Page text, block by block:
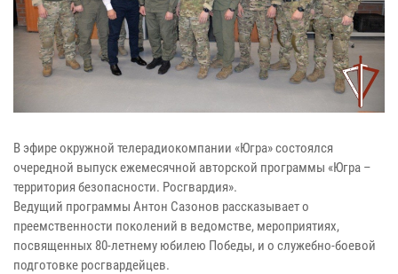
В эфире окружной телерадиокомпании «Югра» состоялся
очередной выпуск ежемесячной авторской программы «Югра –
территория безопасности. Росгвардия».
Ведущий программы Антон Сазонов рассказывает о
преемственности поколений в ведомстве, мероприятиях,
посвященных 80-летнему юбилею Победы, и о служебно-боевой
подготовке росгвардейцев.